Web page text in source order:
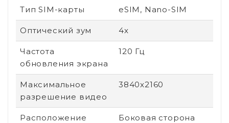
Тип SIM-карты eSIM, Nano-SIM
Оптический зум 4x
Частота
обновления экрана
120 Гц
Максимальное
разрешение видео
3840x2160
Расположение
Боковая сторона